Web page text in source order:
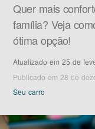
Quer mais
família? Veja
ótima opção!
Atualizado em 25 de
Publicado em 28 de
Seu carro